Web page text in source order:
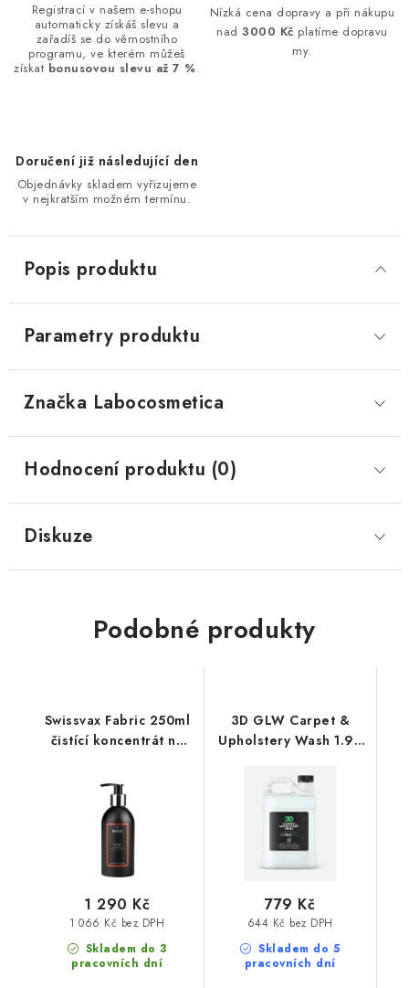
Registrací v našem e-shopu
automaticky získáš slevu a
zařadíš se do věrnostního
programu, ve kterém můžeš
získat bonusovou slevu až 7 %.
Nízká cena dopravy a při nákupu
nad3000 Kč platíme dopravu
my.
Doručení již následující den
Objednávky skladem vyřizujeme
v nejkratším možném termínu.
Popis produktu
Parametry produktu
Značka Labocosmetica
Hodnocení produktu (0)
Diskuze
Podobné produkty
Swissvax Fabric 250ml
čistící koncentrát na
Skladem do 3
pracovních dní
1 066 Kč bez DPH
1 290 Kč
3D GLW Carpet &
Upholstery Wash 1.9L
Skladem do 5
pracovních dní
644 Kč bez DPH
779 Kč